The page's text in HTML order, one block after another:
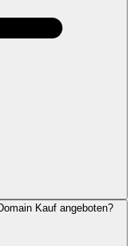
Kauf angeboten?